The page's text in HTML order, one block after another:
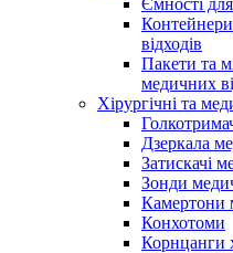
Ємності для
Контейнери
відходів
Пакети та
медичних
Хірургічні та
Дзеркала
Затискачі
Зонди
Камертони
Конхотоми
Корнцанги